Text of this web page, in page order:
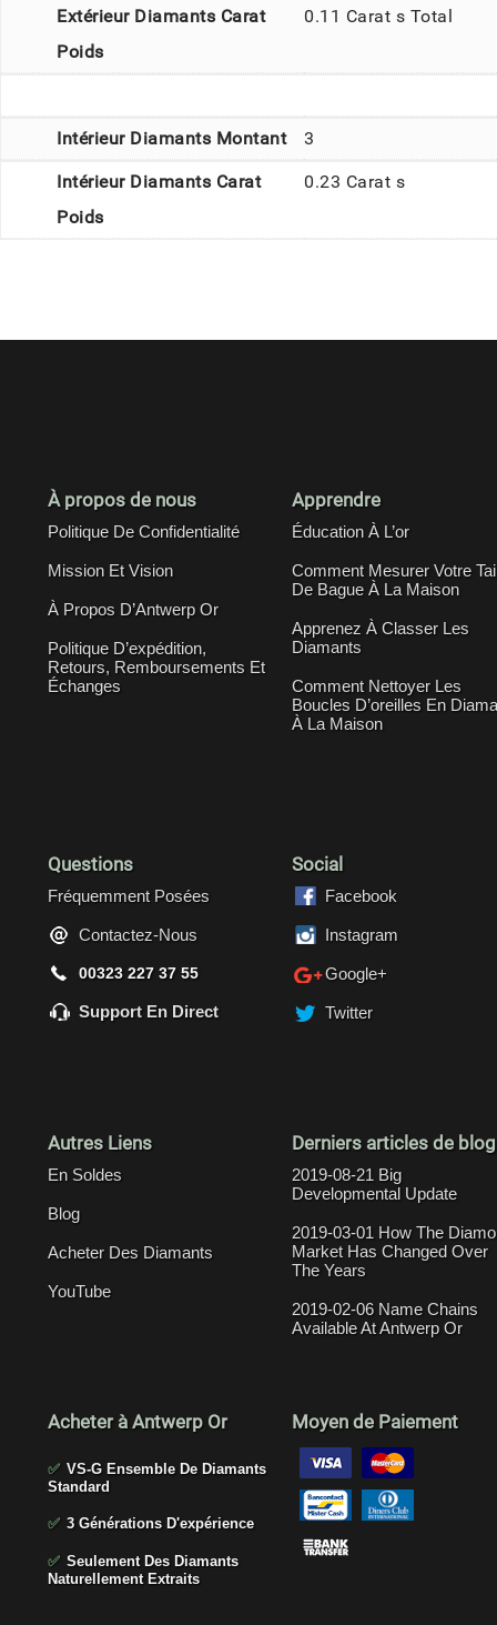
Extérieur Diamants Carat
Poids
0.11 Carat s Total
Intérieur Diamants Montant 3
Intérieur Diamants Carat
Poids
0.23 Carat s
À propos de nous
Politique De Confidentialité
Mission Et Vision
À Propos D’Antwerp Or
Politique D’expédition,
Retours, Remboursements Et
Échanges
Apprendre
Éducation À L’or
Comment Mesurer Votre
De Bague À La Maison
Apprenez À Classer Les
Diamants
Comment Nettoyer Les
Boucles D’oreilles En
À La Maison
Questions
Fréquemment Posées
Contactez-Nous
00323 227 37 55
Support En Direct
Social
Facebook
Instagram
Google+
Twitter
Autres Liens
En Soldes
Blog
Acheter Des Diamants
YouTube
Derniers articles de blog
2019-08-21 Big
Developmental Update
2019-03-01 How The
Market Has Changed Over
The Years
2019-02-06 Name Chains
Available At Antwerp Or
Acheter à Antwerp Or
✅ VS-G Ensemble De Diamants
Standard
✅ 3 Générations D'expérience
✅ Seulement Des Diamants
Naturellement Extraits
Moyen de Paiement